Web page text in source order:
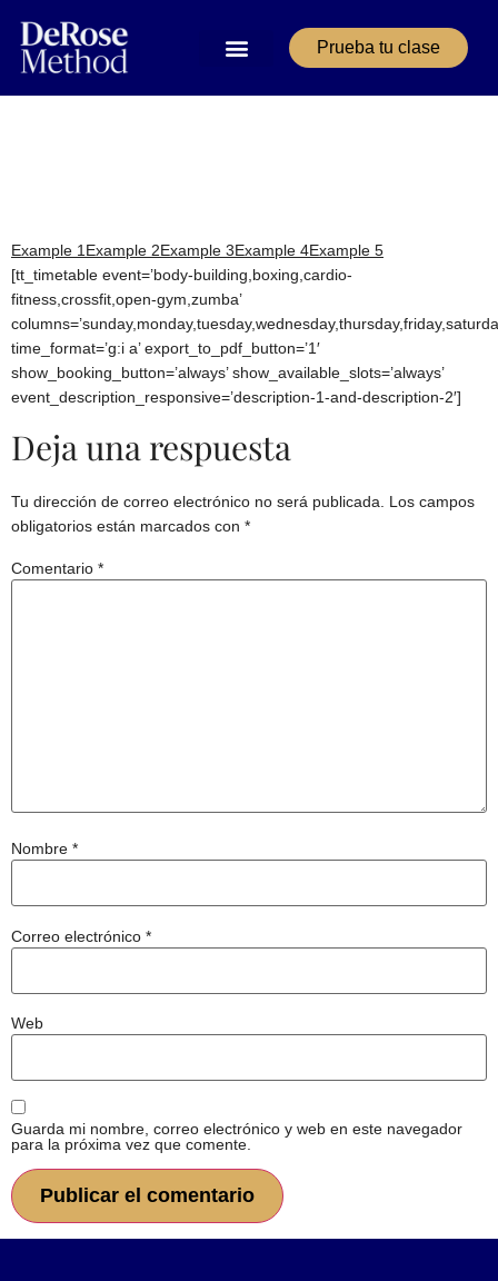
Prueba tu clase
Example 1 Example 2Example 3Example 4Example 5
[tt_timetable event=’body-building,boxing,cardio-
fitness,crossfit,open-gym,zumba’
time_format=’g:i a’ export_to_pdf_button=’1′
show_booking_button=’always’ show_available_slots=’always’
event_description_responsive=’description-1-and-description-2′]
Deja una respuesta
Tu dirección de correo electrónico no será publicada. Los campos
obligatorios están marcados con *
Comentario *
Nombre *
Correo electrónico *
Web
Guarda mi nombre, correo electrónico y web en este navegador
para la próxima vez que comente.